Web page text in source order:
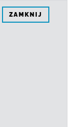
ZAMKNIJ